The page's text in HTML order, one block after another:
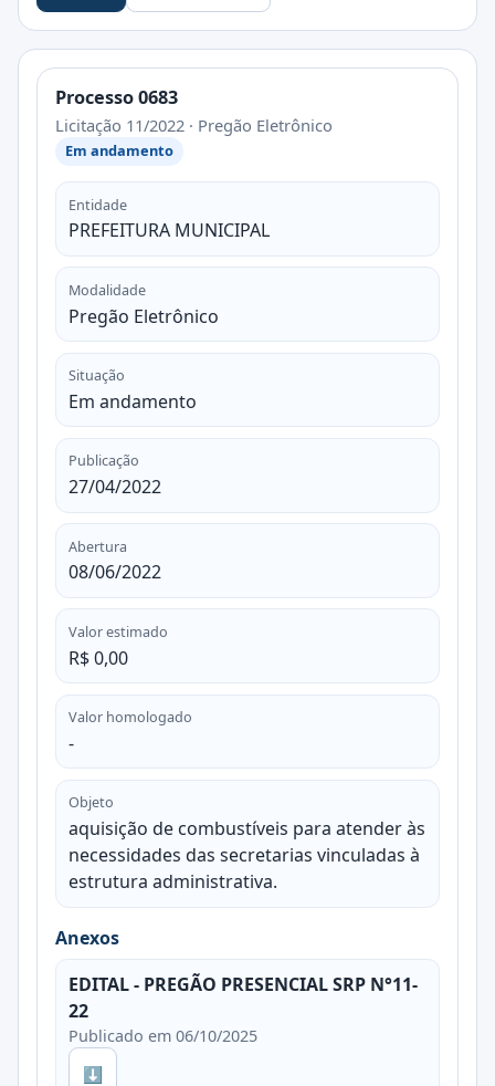
Processo 0683
Licitação 11/2022 · Pregão Eletrônico
Em andamento
Entidade
PREFEITURA MUNICIPAL
Modalidade
Pregão Eletrônico
Situação
Em andamento
Publicação
27/04/2022
Abertura
08/06/2022
Valor estimado
R$ 0,00
Valor homologado
-
Objeto
aquisição de combustíveis para atender às
necessidades das secretarias vinculadas à
estrutura administrativa.
Anexos
EDITAL - PREGÃO PRESENCIAL SRP N°11-
22
Publicado em 06/10/2025
⬇